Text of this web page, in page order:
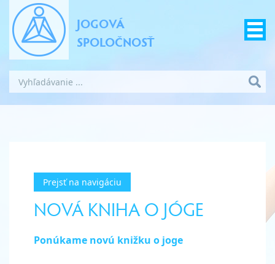
JOGOVÁ
SPOLOČNOSŤ
Prejsť na navigáciu
NOVÁ KNIHA O JÓGE
Ponúkame novú knižku o joge